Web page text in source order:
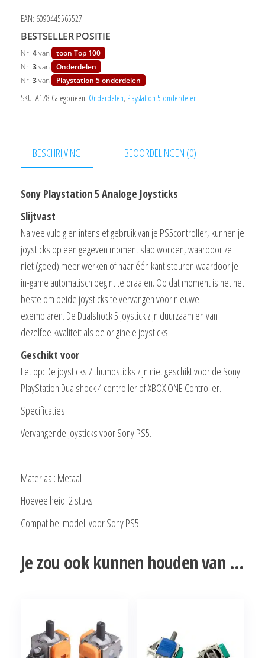
van
2
aantal
EAN: 6090445565527
BESTSELLER POSITIE
Nr. 4van
toon Top 100
Nr. 3van
Onderdelen
Nr. 3van Playstation 5 onderdelen
SKU: A178 Categorieën: Onderdelen, Playstation 5 onderdelen
BESCHRIJVING BEOORDELINGEN (0)
Sony Playstation 5 Analoge Joysticks
Slijtvast
Na veelvuldig en intensief gebruik van je PS5controller, kunnen je
joysticks op een gegeven moment slap worden, waardoor ze
niet (goed) meer werken of naar één kant steuren waardoor je
in-game automatisch begint te draaien. Op dat moment is het het
beste om beide joysticks te vervangen voor nieuwe
exemplaren. De Dualshock 5 joystick zijn duurzaam en van
dezelfde kwaliteit als de originele joysticks.
Geschikt voor
Let op: De joysticks / thumbsticks zijn niet geschikt voor de Sony
PlayStation Dualshock 4 controller of XBOX ONE Controller.
Specificaties:
Vervangende joysticks voor Sony PS5.
Materiaal: Metaal
Hoeveelheid: 2 stuks
Compatibel model: voor Sony PS5
Je zou ook kunnen houden van …